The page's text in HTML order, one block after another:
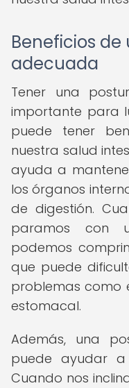
Beneficios
adecuada
Tener una
importante para
puede tener
nuestra salud
ayuda a
los órganos
de digestión.
paramos con
podemos
que puede
problemas como
estomacal.
Además, una
puede ayudar
Cuando nos